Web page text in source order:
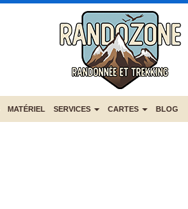
MATÉRIEL SERVICES CARTES BLOG